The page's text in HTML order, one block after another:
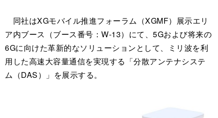
同社はXGモバイル推進フォーラム（XGMF）展示エリ
ア内ブース（ブース番号：W-13）にて、5Gおよび将来の
6Gに向けた革新的なソリューションとして、ミリ波を利
用した高速大容量通信を実現する「分散アンテナシステ
ム（DAS）」を展示する。